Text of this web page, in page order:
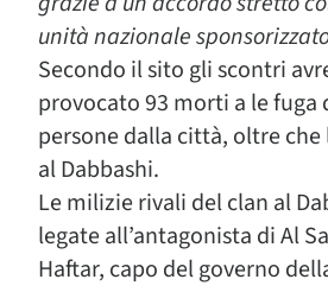
unità nazionale sponsorizzato
Secondo il sito gli scontri
provocato 93 morti a le fuga
persone dalla città, oltre che
al Dabbashi.
Le milizie rivali del clan al
legate all’antagonista di Al
Haftar, capo del governo